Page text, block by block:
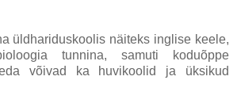
üldhariduskoolis näiteks inglise keele,
tunnina, samuti koduõppe
võivad ka huvikoolid ja üksikud